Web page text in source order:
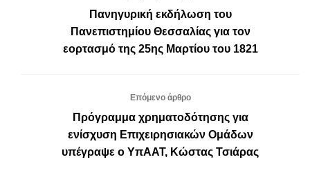
Πανηγυρική εκδήλωση του
Πανεπιστημίου Θεσσαλίας για τον
εορτασμό της 25ης Μαρτίου του 1821
Επόμενο άρθρο
Πρόγραμμα χρηματοδότησης για
ενίσχυση Επιχειρησιακών Ομάδων
υπέγραψε ο ΥπΑΑΤ, Κώστας Τσιάρας